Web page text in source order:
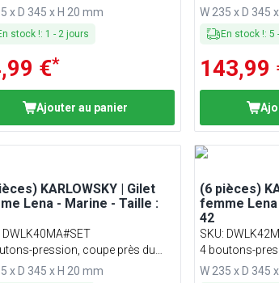
x D 345 x H 20 mm
stock !: 1 - 2 jours
€*
Ajouter au panier
corps
W 235 x D 345
En stock !:5
143,99
KARLOWSKY | Gilet
Lena - Marine - Taille :
DWLK40MA#SET
pression, coupe près du
x D 345 x H 20 mm
(6 pièces)
femme
42
SKU:
4 boutons-
corps
W 235 x D 345